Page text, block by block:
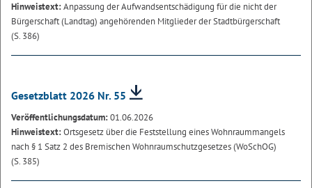
Hinweistext:Anpassung der Aufwandsentschädigung für die nicht der
Bürgerschaft (Landtag) angehörenden Mitglieder der Stadtbürgerschaft
(S. 386)
Gesetzblatt 2026 Nr. 55
Veröffentlichungsdatum:01.06.2026
Hinweistext:Ortsgesetz über die Feststellung eines Wohnraummangels
nach § 1 Satz 2 des Bremischen Wohnraumschutzgesetzes (WoSchOG)
(S. 385)